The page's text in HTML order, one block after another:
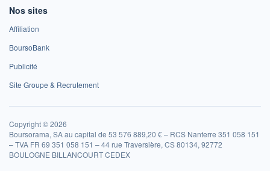
Nos sites
Affiliation
BoursoBank
Publicité
Site Groupe & Recrutement
Copyright © 2026
Boursorama, SA au capital de 53 576 889,20 € – RCS Nanterre 351 058 151
– TVA FR 69 351 058 151 – 44 rue Traversière, CS 80134, 92772
BOULOGNE BILLANCOURT CEDEX